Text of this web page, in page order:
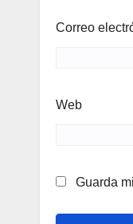
Correo
Web
Guarda